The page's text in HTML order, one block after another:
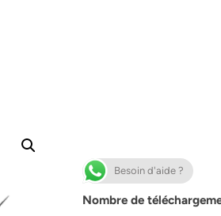
Besoin d'aide ?
Nombre de